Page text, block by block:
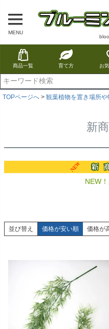
MENU
商品一覧 育て方 お
TOPページへ 観葉植物を置き場所や
新
NEW
並び替え 価格が安い順 価格が